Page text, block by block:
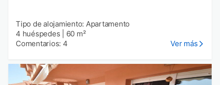
Tipo de alojamiento: Apartamento
4 huéspedes
60 m²
Comentarios: 4
Ver más